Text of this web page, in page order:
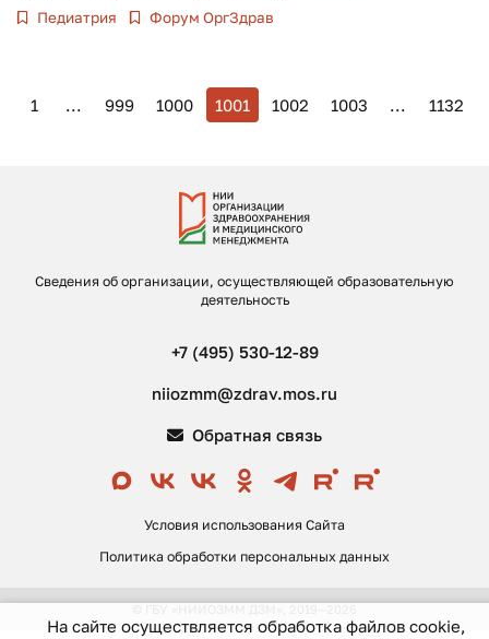
Педиатрия
Форум ОргЗдрав
1 ... 999 1000 1001 1002 1003 ... 1132
Сведения об организации, осуществляющей образовательную
деятельность
+7 (495) 530-12-89
niiozmm@zdrav.mos.ru
Обратная связь
Условия использования Сайта
Политика обработки персональных данных
На сайте осуществляется обработка файлов cookie,